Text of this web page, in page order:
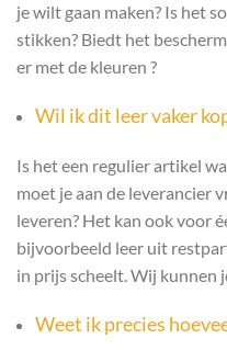
je wilt gaan maken? Is het
stikken? Biedt het
er met de kleuren ?
Wil ik dit leer vaker
Is het een regulier artikel
moet je aan de leverancier
leveren? Het kan ook voor
bijvoorbeeld leer uit
in prijs scheelt. Wij kunnen
Weet ik precies